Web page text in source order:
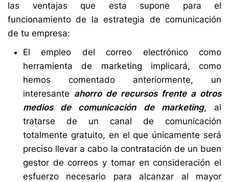
las ventajas que esta supone para el
funcionamiento de la estrategia de comunicación
de tu empresa:
El empleo del correo electrónico como
herramienta de marketing implicará, como
hemos comentado anteriormente, un
interesante ahorro de recursos frente a otros
medios de comunicación de marketing, al
tratarse de un canal de comunicación
totalmente gratuito, en el que únicamente será
preciso llevar a cabo la contratación de un buen
gestor de correos y tomar en consideración el
esfuerzo necesario para alcanzar al mayor